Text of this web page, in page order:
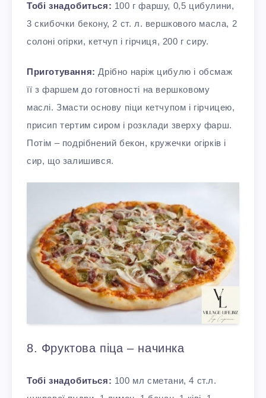
Тобі знадобиться: 100 г фаршу, 0,5 цибулини,
3 скибочки бекону, 2 ст. л. вершкового масла, 2
солоні огірки, кетчуп і гірчиця, 200 г сиру.
Приготування:Дрібно наріж цибулю і обсмаж
її з фаршем до готовності на вершковому
маслі. Змасти основу піци кетчупом і гірчицею,
присип тертим сиром і розклади зверху фарш.
Потім – подрібнений бекон, кружечки огірків і
сир, що залишився.
8. Фруктова піца – начинка
Тобі знадобиться: 100 мл сметани, 4 ст.л.